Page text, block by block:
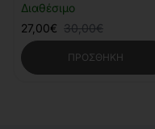
Διαθέσιμο
27,00€ 30,00€
ΠΡΟΣΘΉΚΗ